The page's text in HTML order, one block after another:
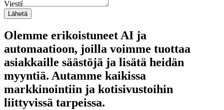
Viesti
Lähetä
Olemme erikoistuneet AI ja
automaatioon, joilla voimme tuottaa
asiakkaille säästöjä ja lisätä heidän
myyntiä. Autamme kaikissa
markkinointiin ja kotisivustoihin
liittyvissä tarpeissa.